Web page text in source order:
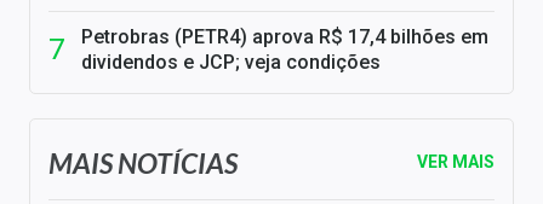
Petrobras (PETR4) aprova R$ 17,4 bilhões em
dividendos e JCP; veja condições
MAIS NOTÍCIAS VER MAIS